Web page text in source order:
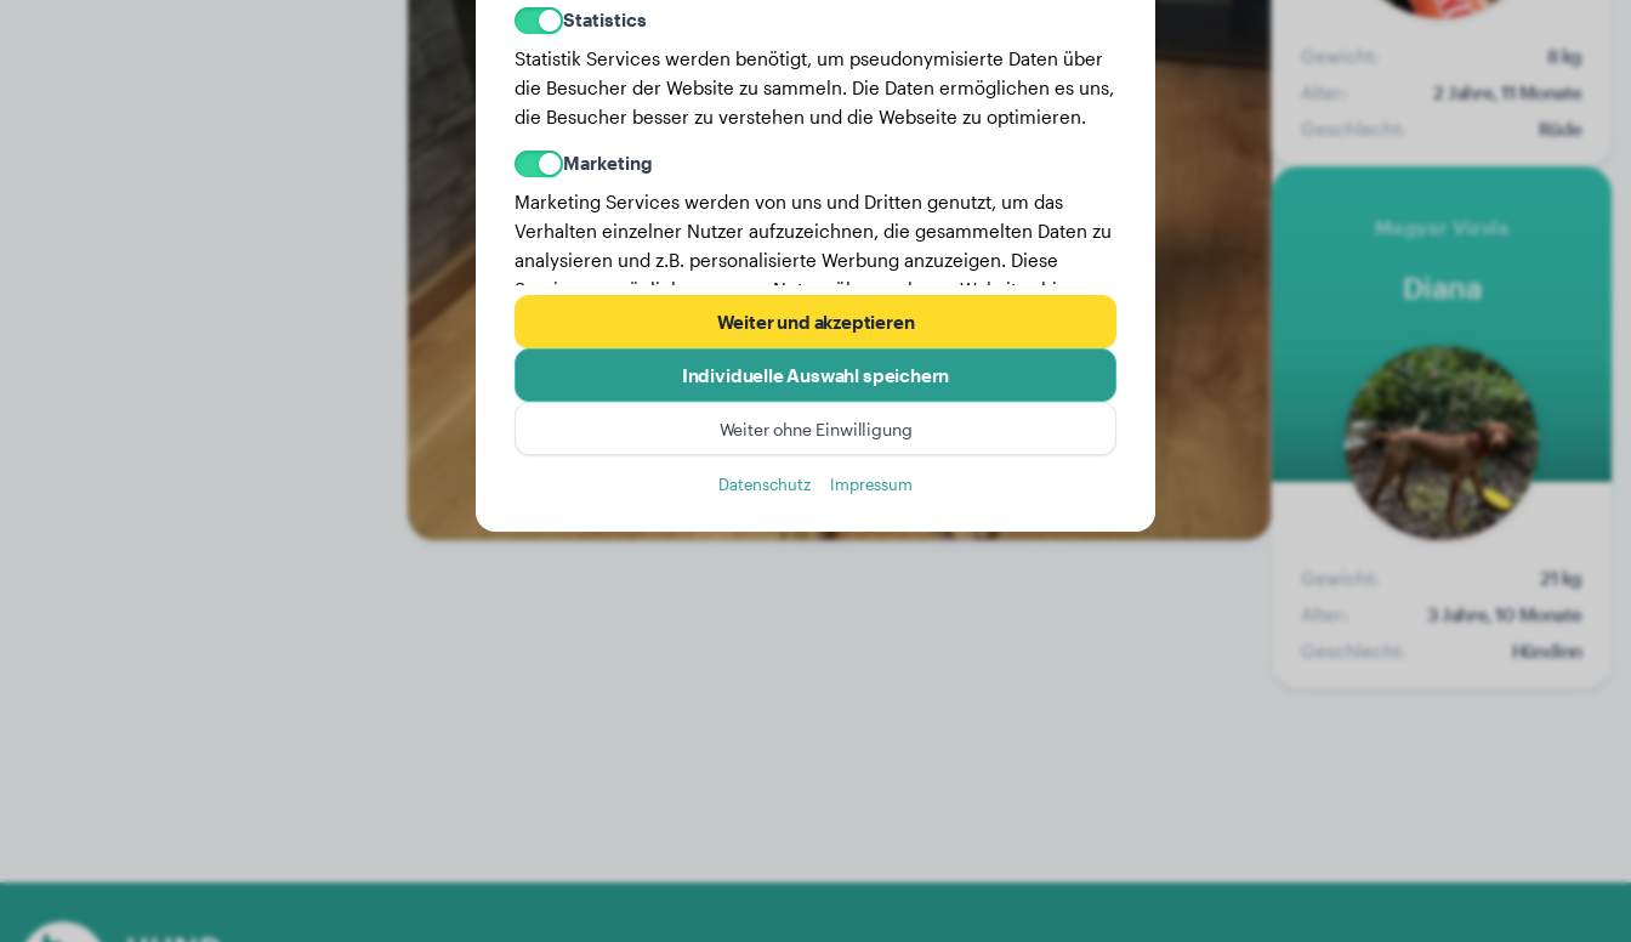
Gewicht:
8 kg
Alter:
2 Jahre, 11 Monate
Geschlecht:
Rüde
Magyar Vizsla
Diana
Gewicht:
21 kg
Alter:
3 Jahre, 10 Monate
Geschlecht:
Hündinn
Statistics
Statistik Services werden benötigt, um pseudonymisierte Daten über
die Besucher der Website zu sammeln. Die Daten ermöglichen es uns,
die Besucher besser zu verstehen und die Webseite zu optimieren.
Marketing
Marketing Services werden von uns und Dritten genutzt, um das
Verhalten einzelner Nutzer aufzuzeichnen, die gesammelten Daten zu
analysieren und z.B. personalisierte Werbung anzuzeigen. Diese
Services ermöglichen es uns, Nutzer über mehrere Websites hinweg
Hier findest du eine Liste unserer Werbepartner.
Mehr Informationen in unserer Datenschutzerklärung
Weiter und akzeptieren
Individuelle Auswahl speichern
Weiter ohne Einwilligung
Datenschutz Impressum